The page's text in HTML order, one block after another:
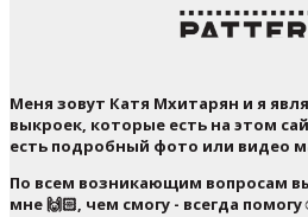
Меня зовут Катя Мхитарян и я
выкроек, которые есть на этом
есть подробный фото или видео
По всем возникающим вопросам
мне 🙌🏻, чем смогу - всегда